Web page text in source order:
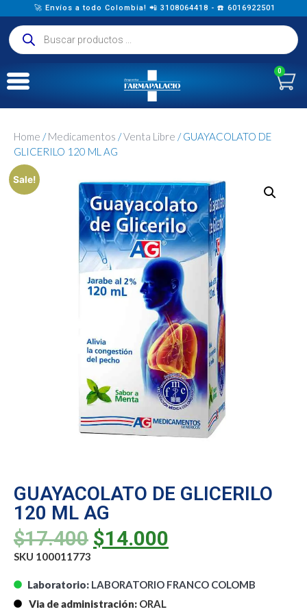
🚀 Envíos a todo Colombia! 📲 3108064418 - ☎️ 6016922501
0
Home /Medicamentos /Venta Libre / GUAYACOLATO DE
GLICERILO 120 ML AG
Sale!
GUAYACOLATO DE GLICERILO
120 ML AG
$17.400 $14.000
SKU 100011773
Laboratorio: LABORATORIO FRANCO COLOMB
Via de administración: ORAL